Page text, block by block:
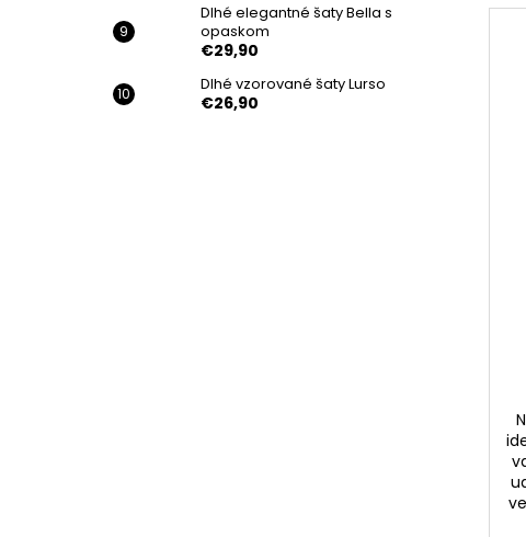
Dlhé elegantné šaty Bella s
opaskom
€29,90
Dlhé vzorované šaty Lurso
€26,90